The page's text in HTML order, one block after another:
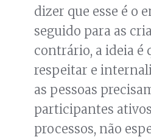
dizer que esse é o
seguido para as
contrário, a ideia é
respeitar e
as pessoas
participantes
processos, não